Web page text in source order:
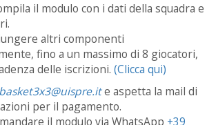
il modulo con i dati della squadra e
altri componenti
fino a un massimo di 8 giocatori,
delle iscrizioni. (Clicca qui)
basket3x3@uispre.ite aspetta la mail di
per il pagamento.
il modulo via WhatsApp +39